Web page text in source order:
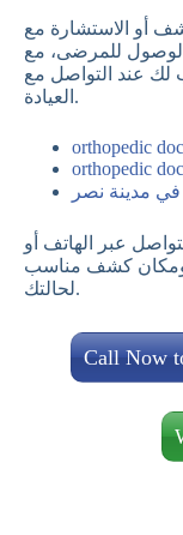
للمرضى، مع
لك عند التواصل مع
العيادة.
orthopedic
orthopedic
مدينة نصر
عبر الهاتف أو
ومكان كشف مناسب
لحالتك.
Call Now